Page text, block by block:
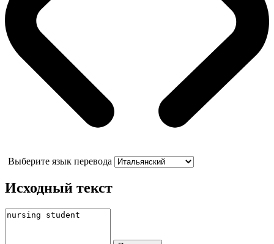
Выберите язык перевода
Исходный текст